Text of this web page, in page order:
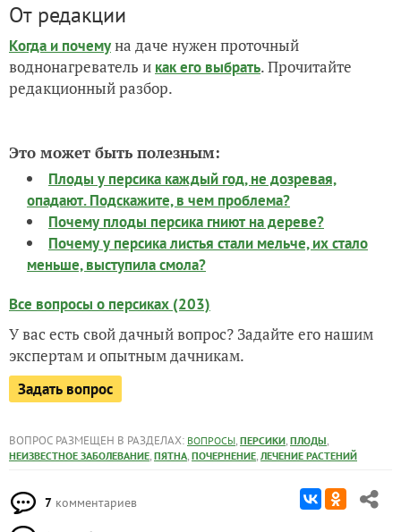
От редакции
Когда и почемуна даче нужен проточный
воднонагреватель и как его выбрать. Прочитайте
редакционный разбор.
Это может быть полезным:
Плоды у персика каждый год, не дозревая,
опадают. Подскажите, в чем проблема?
Почему плоды персика гниют на дереве?
Почему у персика листья стали мельче, их стало
меньше, выступила смола?
Все вопросы о персиках (203)
У вас есть свой дачный вопрос? Задайте его нашим
экспертам и опытным дачникам.
Задать вопрос
ВОПРОС РАЗМЕЩЕН В РАЗДЕЛАХ: ВОПРОСЫ, ПЕРСИКИ, ПЛОДЫ,
НЕИЗВЕСТНОЕ ЗАБОЛЕВАНИЕ, ПЯТНА, ПОЧЕРНЕНИЕ, ЛЕЧЕНИЕ РАСТЕНИЙ
7 комментариев